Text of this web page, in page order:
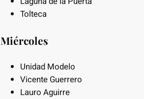
Tolteca
Miércoles
Unidad Modelo
Vicente Guerrero
Lauro Aguirre